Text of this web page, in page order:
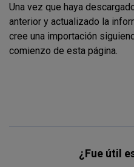
Una vez que haya
anterior y actualizado la
cree una importación
comienzo de esta página.
¿Fue útil